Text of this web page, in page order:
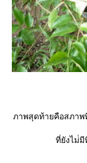
ภาพสุดท้ายคือสภา
ที่ยังไม่่มี